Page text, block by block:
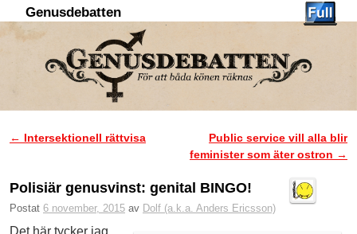
Genusdebatten
Inläggsnavigering
← Intersektionell rättvisa
Public service vill alla blir
feminister som äter ostron →
Polisiär genusvinst: genital BINGO!
Postat 6 november, 2015 av Dolf (a.k.a. Anders Ericsson)